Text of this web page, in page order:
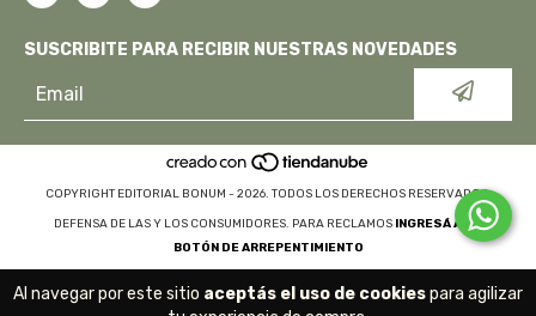
Al navegar por este sitio aceptás el uso de cookiespara agilizar
SUSCRIBITE PARA RECIBIR NUESTRAS NOVEDADES
COPYRIGHT EDITORIAL BONUM - 2026. TODOS LOS DERECHOS RESERVADOS.
DEFENSA DE LAS Y LOS CONSUMIDORES. PARA RECLAMOS INGRESÁ ACÁ.
BOTÓN DE ARREPENTIMIENTO